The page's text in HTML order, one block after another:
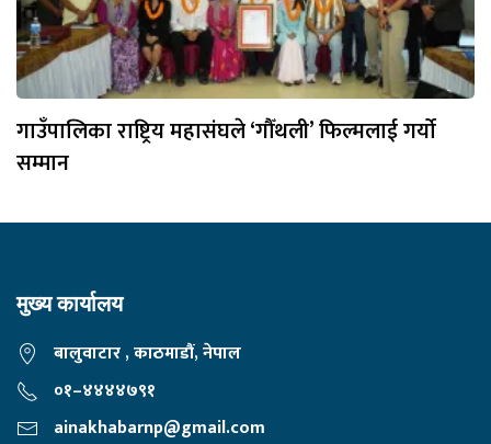
गाउँपालिका राष्ट्रिय महासंघले ‘गौँथली’ फिल्मलाई गर्याे
सम्मान
मुख्य कार्यालय
बालुवाटार , काठमाडौं, नेपाल
०१–४४४४७९१
ainakhabarnp@gmail.com